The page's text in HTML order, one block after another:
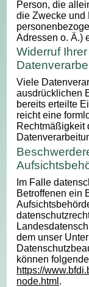
Person, die
die Zwecke und
Adressen o. Ä.)
Widerruf
Viele
ausdrücklichen
bereits erteilte
reicht eine
Rechtmäßigkeit
Im Falle
Betroffenen ein
dem unser
können
https://
node.html .